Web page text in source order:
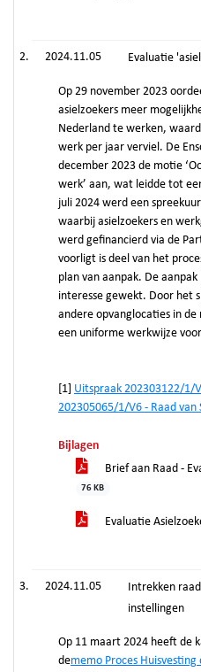
2024.11.05 Evaluatie
Op 29 november 2023
asielzoekers meer
Nederland te werken,
werk per jaar verviel. De
december 2023 de motie
werk’ aan, wat leidde tot
juli 2024 werd een
waarbij asielzoekers en
werd gefinancierd via de
voorligt is deel van het
plan van aanpak. De
interesse gewekt. Door het
andere opvanglocaties in
een uniforme werkwijze
[1] Uitspraak 202303122/1/
202305065/1/V6 - Raad van
Bijlagen
Brief aan Raad -
76 KB
Evaluatie
2024.11.05
Intrekken
instellingen
Op 11 maart 2024 heeft de
dememo Proces